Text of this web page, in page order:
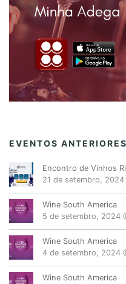
EVENTOS ANTERIORES
Encontro de Vinhos
21 de setembro, 2024
Wine South America
5 de setembro, 2024
Wine South America
4 de setembro, 2024
Wine South America